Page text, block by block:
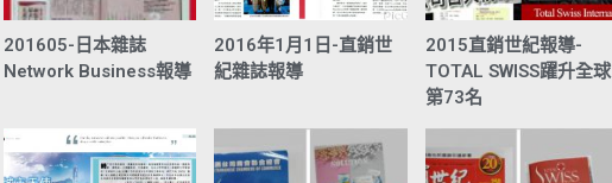
201605-日本雜誌
Network Business報導
2016年1月1日-直銷世
紀雜誌報導
2015直銷世紀報導-
TOTAL SWISS躍升全球
第73名